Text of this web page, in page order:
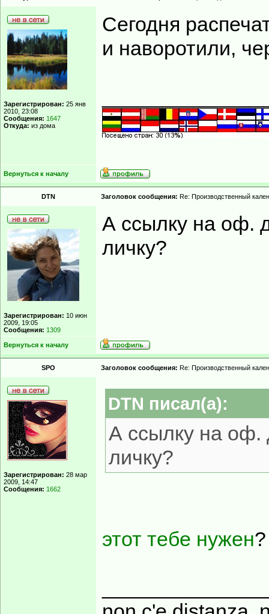
Зарегистрирован: 25 янв
2010, 23:08
Сообщения: 1647
Откуда: из дома
Сегодня
и наворотили,
Вернуться к началу
DTN Заголовок сообщения: Re: Производственный
Зарегистрирован: 10 июн
2009, 19:05
Сообщения: 1309
А ссылку на оф.
личку?
Вернуться к началу
SPO Заголовок сообщения: Re: Производственный
Зарегистрирован: 28 мар
2009, 14:47
Сообщения: 1662
DTN писал(а):
А ссылку на оф.
личку?
этот тебе нужен?